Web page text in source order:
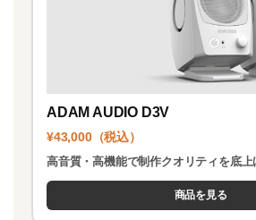
ADAM AUDIO D3V
¥43,000（税込）
高音質・高機能で制作クオリティを底上
商品を見る